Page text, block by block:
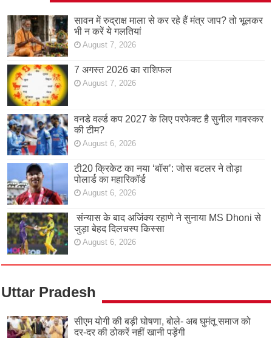
सावन में रुद्राक्ष माला से कर रहे हैं मंत्र जाप? तो भूलकर
भी न करें ये गलतियां
August 7, 2026
7 अगस्त 2026 का राशिफल
August 7, 2026
वनडे वर्ल्ड कप 2027 के लिए परफेक्ट है सुनील गावस्कर
की टीम?
August 6, 2026
टी20 क्रिकेट का नया ‘बॉस’: जोस बटलर ने तोड़ा
पोलार्ड का महारिकॉर्ड
August 6, 2026
संन्यास के बाद अजिंक्‍य रहाणे ने सुनाया MS Dhoni से
जुड़ा बेहद दिलचस्प किस्सा
August 6, 2026
Uttar Pradesh
सीएम योगी की बड़ी घोषणा, बोले- अब घुमंतू समाज को
दर-दर की ठोकरें नहीं खानी पड़ेंगी